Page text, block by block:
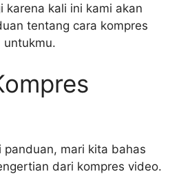
karena kali ini kami akan
tentang cara kompres
untukmu.
panduan, mari kita bahas
dari kompres video.